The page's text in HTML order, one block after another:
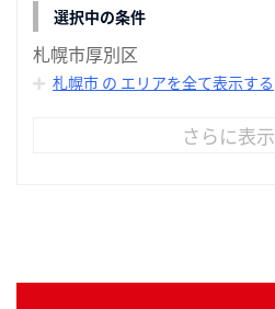
選択中の条件
札幌市厚別区
札幌市 の エリアを全て表示する
さらに表示